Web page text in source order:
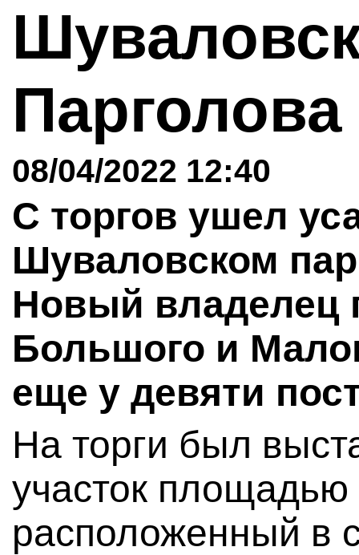
08/04/2022 12:40
С торгов ушел
Шуваловском
Новый владелец
Большого и
еще у девяти
На торги был
участок площадью
расположенный в